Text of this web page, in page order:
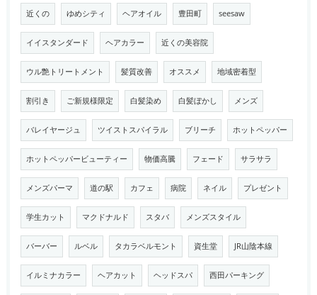
近くの ゆめシティ ヘアオイル 豊田町 seesaw
イイスタンダード ヘアカラー 近くの美容院
ウル艶トリートメント 髪質改善 オススメ 地域密着型
割引き ご新規様限定 白髪染め 白髪ぼかし メンズ
バレイヤージュ ツイストスパイラル ブリーチ ホットペッパー
ホットペッパービューティー 物価高騰 フェード サラサラ
メンズパーマ 道の駅 カフェ 病院 ネイル プレゼント
学生カット マクドナルド スタバ メンズスタイル
バーバー ルベル タカラベルモント 資生堂 JR山陰本線
イルミナカラー ヘアカット ヘッドスパ 西田パーキング